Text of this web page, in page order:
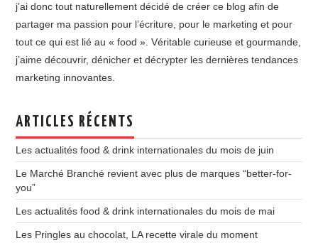
j’ai donc tout naturellement décidé de créer ce blog afin de
partager ma passion pour l’écriture, pour le marketing et pour
tout ce qui est lié au « food ». Véritable curieuse et gourmande,
j’aime découvrir, dénicher et décrypter les dernières tendances
marketing innovantes.
ARTICLES RÉCENTS
Les actualités food & drink internationales du mois de juin
Le Marché Branché revient avec plus de marques “better-for-
you”
Les actualités food & drink internationales du mois de mai
Les Pringles au chocolat, LA recette virale du moment